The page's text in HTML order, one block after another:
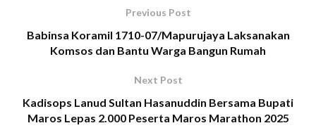
Previous Post
Babinsa Koramil 1710-07/Mapurujaya Laksanakan
Komsos dan Bantu Warga Bangun Rumah
Next Post
Kadisops Lanud Sultan Hasanuddin Bersama Bupati
Maros Lepas 2.000 Peserta Maros Marathon 2025